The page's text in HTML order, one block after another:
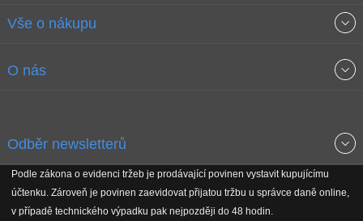
Vše o nákupu
Obchodní podmínky
Reklamační řád
O nás
Koho podporujeme
Odběr newsletterů
Podle zákona o evidenci tržeb je prodávající povinen vystavit kupujícímu
účtenku. Zároveň je povinen zaevidovat přijatou tržbu u správce daně online,
v případě technického výpadku pak nejpozději do 48 hodin.